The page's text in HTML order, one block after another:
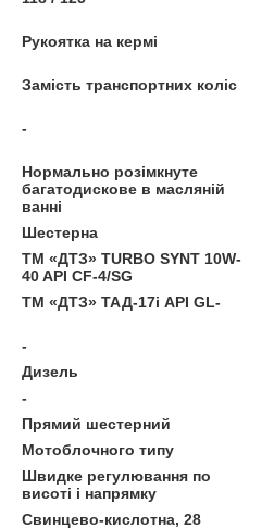
Рукоятка на кермі
Замість транспортних коліс
-
Нормально розімкнуте
багатодискове в масляній
ванні
Шестерна
ТМ «ДТЗ» TURBO SYNT 10W-
40 API CF-4/SG
ТМ «ДТЗ» ТАД-17і API GL-
-
Дизель
-
Прямий шестерний
Мотоблочного типу
Швидке регулювання по
висоті і напрямку
Свинцево-кислотна, 28